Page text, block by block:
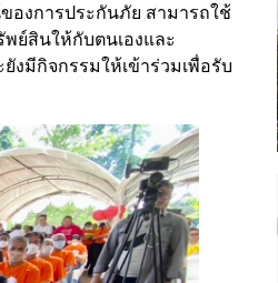
งการประกันภัย สามารถใช้
ย์สินให้กับตนเองและ
งมีกิจกรรมให้เข้าร่วมเพื่อรับ